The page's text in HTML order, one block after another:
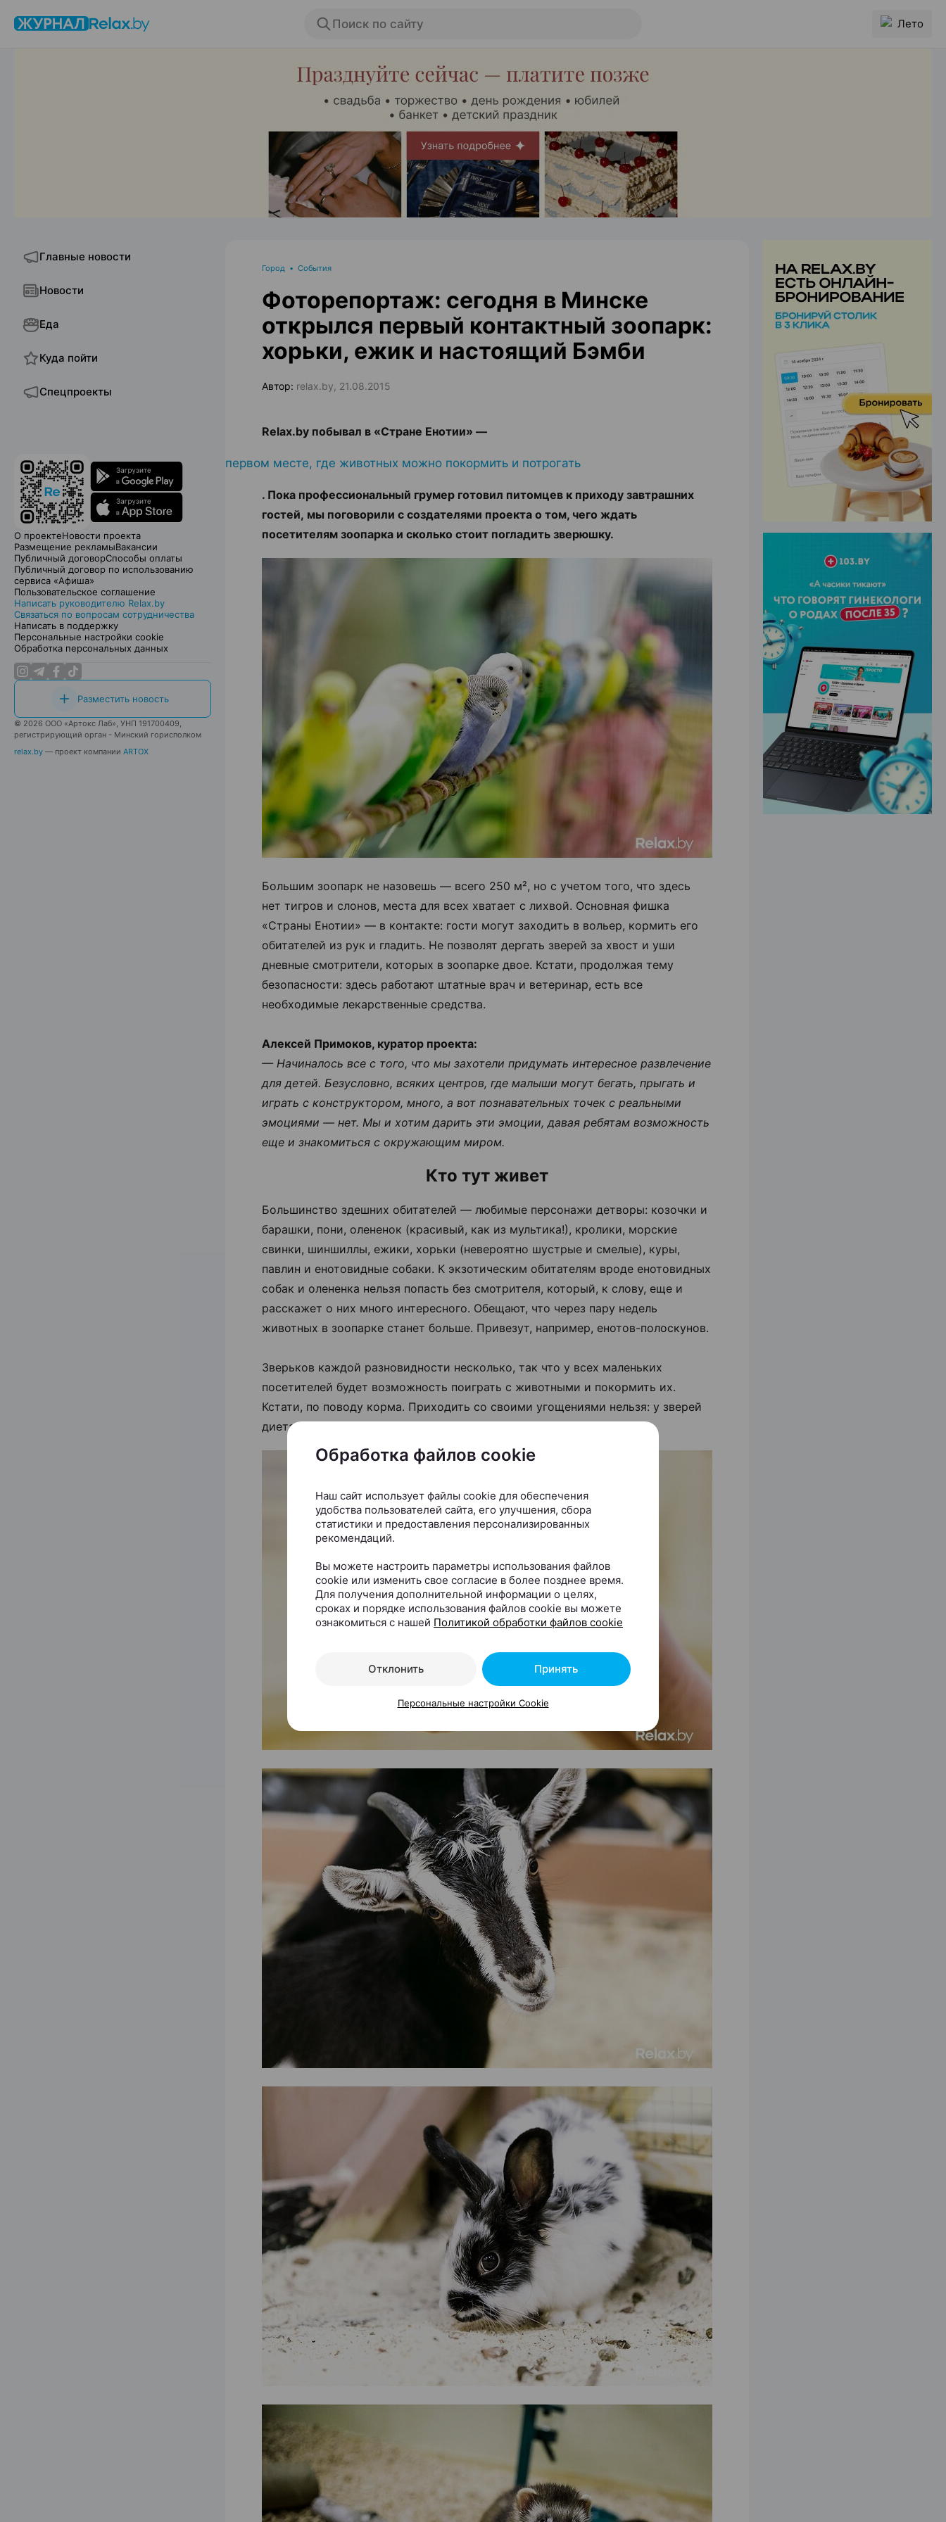
Поиск по сайту Лето
ЭФФЕКТИВНАЯ РЕКЛАМА НА САЙТЕ
Главные новости
Новости
Еда
Куда пойти
Спецпроекты
О проектеНовости проекта
Размещение рекламыВакансии
Публичный договорСпособы оплаты
Публичный договор по использованию
сервиса «Афиша»
Пользовательское соглашение
Написать руководителю Relax.by
Связаться по вопросам сотрудничества
Написать в поддержку
Персональные настройки cookie
Обработка персональных данных
Разместить новость
© 2026 ООО «Артокс Лаб», УНП 191700409,
регистрирующий орган - Минский горисполком
relax.by — проект компании ARTOX
Город • События
Фоторепортаж: сегодня в Минске
открылся первый контактный зоопарк:
хорьки, ежик и настоящий Бэмби
Автор: relax.by, 21.08.2015
Relax.by побывал в «Стране Енотии» —
первом месте, где животных можно покормить и потрогать
. Пока профессиональный грумер готовил питомцев к приходу завтрашних
гостей, мы поговорили с создателями проекта о том, чего ждать
посетителям зоопарка и сколько стоит погладить зверюшку.
Большим зоопарк не назовешь — всего 250 м², но с учетом того, что здесь
нет тигров и слонов, места для всех хватает с лихвой. Основная фишка
«Страны Енотии» — в контакте: гости могут заходить в вольер, кормить его
обитателей из рук и гладить. Не позволят дергать зверей за хвост и уши
дневные смотрители, которых в зоопарке двое. Кстати, продолжая тему
безопасности: здесь работают штатные врач и ветеринар, есть все
необходимые лекарственные средства.
Алексей Примоков, куратор проекта:
— Начиналось все с того, что мы захотели придумать интересное развлечение
для детей. Безусловно, всяких центров, где малыши могут бегать, прыгать и
играть с конструктором, много, а вот познавательных точек с реальными
эмоциями — нет. Мы и хотим дарить эти эмоции, давая ребятам возможность
еще и знакомиться с окружающим миром.
Кто тут живет
Большинство здешних обитателей — любимые персонажи детворы: козочки и
барашки, пони, олененок (красивый, как из мультика!), кролики, морские
свинки, шиншиллы, ежики, хорьки (невероятно шустрые и смелые), куры,
павлин и енотовидные собаки. К экзотическим обитателям вроде енотовидных
собак и олененка нельзя попасть без смотрителя, который, к слову, еще и
расскажет о них много интересного. Обещают, что через пару недель
животных в зоопарке станет больше. Привезут, например, енотов-полоскунов.
Зверьков каждой разновидности несколько, так что у всех маленьких
посетителей будет возможность поиграть с животными и покормить их.
Кстати, по поводу корма. Приходить со своими угощениями нельзя: у зверей
диета. Лучше купите на входе стаканчик с фруктами и овощами.
ЭФФЕКТИВНАЯ РЕКЛАМА НА САЙТЕ
ЭФФЕКТИВНАЯ РЕКЛАМА НА САЙТЕ
Обработка файлов cookie
Наш сайт использует файлы cookie для обеспечения
удобства пользователей сайта, его улучшения, сбора
статистики и предоставления персонализированных
рекомендаций.
Вы можете настроить параметры использования файлов
cookie или изменить свое согласие в более позднее время.
Для получения дополнительной информации о целях,
сроках и порядке использования файлов cookie вы можете
ознакомиться с нашей Политикой обработки файлов cookie
Отклонить Принять
Персональные настройки Cookie